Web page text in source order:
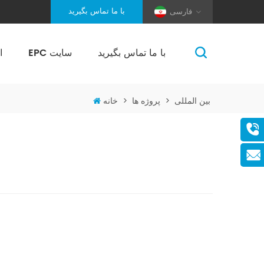
فارسی با ما تماس بگیرید
EPC سایت با ما تماس بگیرید
خانه > پروژه ها > بین المللی